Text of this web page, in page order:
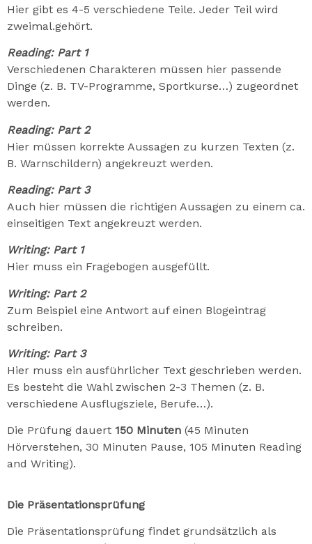
Hier gibt es 4-5 verschiedene Teile. Jeder Teil wird
zweimal.gehört.
Reading: Part 1
Verschiedenen Charakteren müssen hier passende
Dinge (z. B. TV-Programme, Sportkurse…) zugeordnet
werden.
Reading: Part 2
Hier müssen korrekte Aussagen zu kurzen Texten (z.
B. Warnschildern) angekreuzt werden.
Reading: Part 3
Auch hier müssen die richtigen Aussagen zu einem ca.
einseitigen Text angekreuzt werden.
Writing: Part 1
Hier muss ein Fragebogen ausgefüllt.
Writing: Part 2
Zum Beispiel eine Antwort auf einen Blogeintrag
schreiben.
Writing: Part 3
Hier muss ein ausführlicher Text geschrieben werden.
Es besteht die Wahl zwischen 2-3 Themen (z. B.
verschiedene Ausflugsziele, Berufe…).
Die Prüfung dauert 150 Minuten (45 Minuten
Hörverstehen, 30 Minuten Pause, 105 Minuten Reading
and Writing).
Die Präsentationsprüfung
Die Präsentationsprüfung findet grundsätzlich als